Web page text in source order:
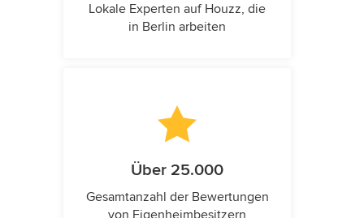
Lokale Experten auf Houzz, die
in Berlin arbeiten
Über 25.000
Gesamtanzahl der Bewertungen